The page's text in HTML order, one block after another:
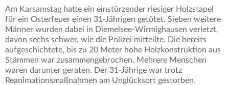
Am Karsamstag hatte ein einstürzender riesiger Holzstapel
für ein Osterfeuer einen 31-Jährigen getötet. Sieben weitere
Männer wurden dabei in Diemelsee-Wirmighausen verletzt,
davon sechs schwer, wie die Polizei mitteilte. Die bereits
aufgeschichtete, bis zu 20 Meter hohe Holzkonstruktion aus
Stämmen war zusammengebrochen. Mehrere Menschen
waren darunter geraten. Der 31-Jährige war trotz
Reanimationsmaßnahmen am Unglücksort gestorben.